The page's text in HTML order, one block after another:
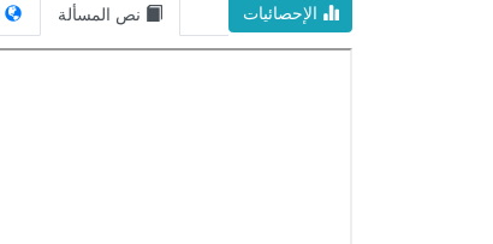
الإحصائيات نص المسألة